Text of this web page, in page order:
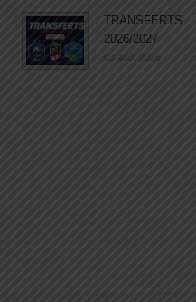
TRANSFERTS
2026/2027
03 août 2026